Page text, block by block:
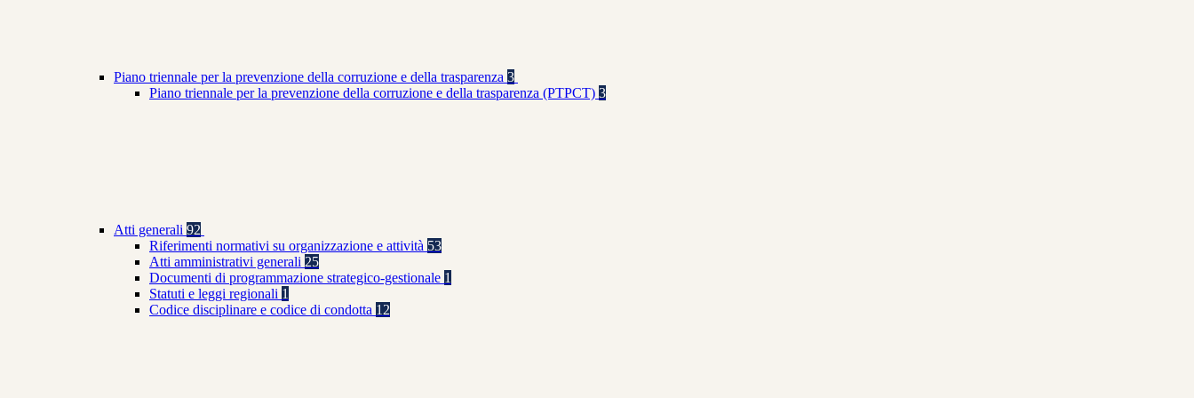
Piano triennale per la prevenzione della corruzione e della trasparenza 3
Piano triennale per la prevenzione della corruzione e della trasparenza (PTPCT) 3
Atti generali 92
Riferimenti normativi su organizzazione e attività 53
Atti amministrativi generali 25
Documenti di programmazione strategico-gestionale 1
Statuti e leggi regionali 1
Codice disciplinare e codice di condotta 12